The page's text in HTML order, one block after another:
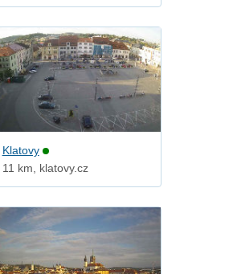
Klatovy
11 km, klatovy.cz